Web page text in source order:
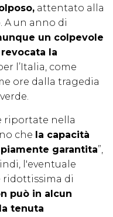
attentato alla
A un anno di
un colpevole
la
l’Italia, come
ore dalla tragedia
riportate nella
che la capacità
garantita”,
l'eventuale
ridottissima di
può in alcun
tenuta